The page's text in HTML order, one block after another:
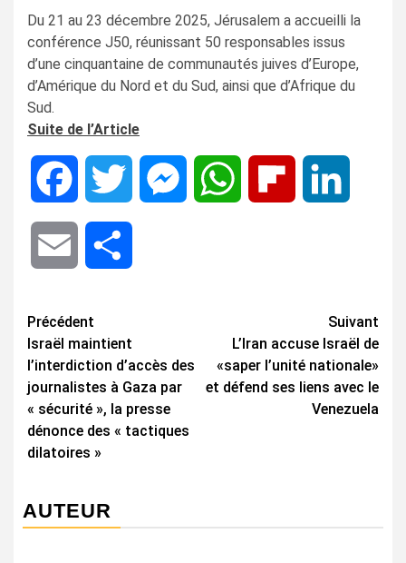
Du 21 au 23 décembre 2025, Jérusalem a accueilli la
conférence J50, réunissant 50 responsables issus
d’une cinquantaine de communautés juives d’Europe,
d’Amérique du Nord et du Sud, ainsi que d’Afrique du
Sud.
Suite de l’Article
Facebook Twitter MessengerWhatsApp Flipboard
Email
Navigation
d’article
Précédent
Israël maintient
l’interdiction d’accès des
journalistes à Gaza par
« sécurité », la presse
dénonce des « tactiques
dilatoires »
Suivant
L’Iran accuse Israël de
«saper l’unité nationale»
et défend ses liens avec le
Venezuela
AUTEUR